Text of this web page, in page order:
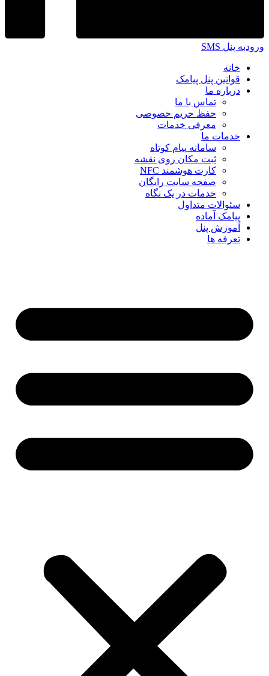
ورودبه پنل SMS
خانه
قوانین پنل پیامک
درباره ما
تماس با ما
حفظ حریم خصوصی
معرفی خدمات
خدمات ما
سامانه پیام کوتاه
ثبت مکان روی نقشه
کارت هوشمند NFC
صفحه سایت رایگان
خدمات در یک نگاه
سئوالات متداول
پیامک آماده
آموزش پنل
تعرفه ها